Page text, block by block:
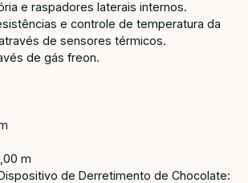
e raspadores laterais internos.
e controle de temperatura da
de sensores térmicos.
de gás freon.
m
de Derretimento de Chocolate: